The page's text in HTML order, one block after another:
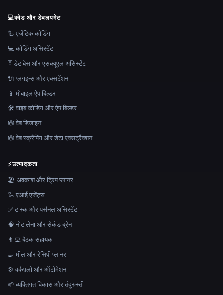
💻कोड और डेवलपमेंट
🦾 एजेंटिक कोडिंग
💻 कोडिंग असिस्टेंट
🗄️ डेटाबेस और एसक्यूएल असिस्टेंट
🔌 प्लगइन्स और एक्सटेंशन
📱 मोबाइल ऐप बिल्डर
🛠️ वाइब कोडिंग और ऐप बिल्डर
🕸 वेब डिजाइन
🕸️ वेब स्क्रैपिंग और डेटा एक्सट्रैक्शन
⚡उत्पादकता
🏖 अवकाश और ट्रिप प्लानर
🦾 एआई एजेंट्स
✅ टास्क और पर्सनल असिस्टेंट
🧠 नोट लेना और सेकंड ब्रेन
👨‍💻 बैठक सहायक
🍳 मील और रेसिपी प्लानर
⚙️ वर्कफ़्लो और ऑटोमेशन
🌱 व्यक्तिगत विकास और तंदुरुस्ती